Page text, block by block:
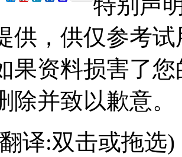
供，供仅参考
果资料损害了
除并致以歉意。
译:双击或拖选)